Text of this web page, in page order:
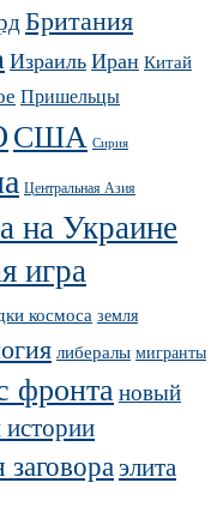
Британия
ИзраильИран Китай
Пришельцы
США Сирия
Центральная Азия
на Украине
игра
космоса земля
либералы мигранты
фронтановый
заговораэлита